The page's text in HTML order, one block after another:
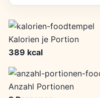
Kalorien je Portion
389 kcal
Anzahl Portionen